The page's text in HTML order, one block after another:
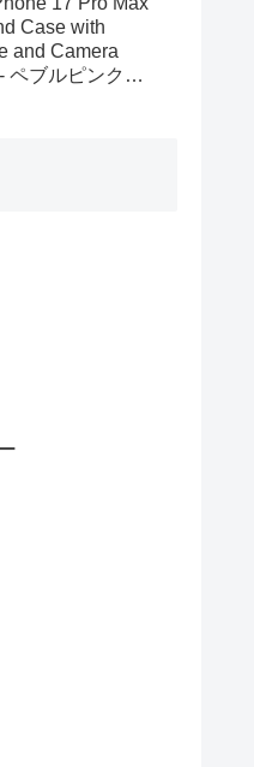
Case with
and Camera
ペブルピンク